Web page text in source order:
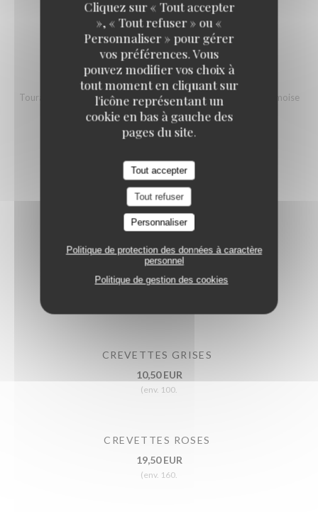
Cliquez sur « Tout accepter
», « Tout refuser » ou «
Personnaliser » pour gérer
vos préférences. Vous
pouvez modifier vos choix à
tout moment en cliquant sur
l'icône représentant un
cookie en bas à gauche des
pages du site.
Tout accepter
Tout refuser
Personnaliser
Politique de protection des données à caractère
personnel
Politique de gestion des cookies
3 CREUSES DE BRETAGNE CADORET N°3
+ 1 VERRE DE VIN BLANC 13 CL
Touraine Sauvignon AOP "Vieilles Vignes" Domaine de la Charmoise
Henry Marionnet (vin biologique)
Coquillages & crustacés
BULOTS
12,50 EUR
CREVETTES GRISES
10,50 EUR
(env. 100.
CREVETTES ROSES
19,50 EUR
(env. 160.